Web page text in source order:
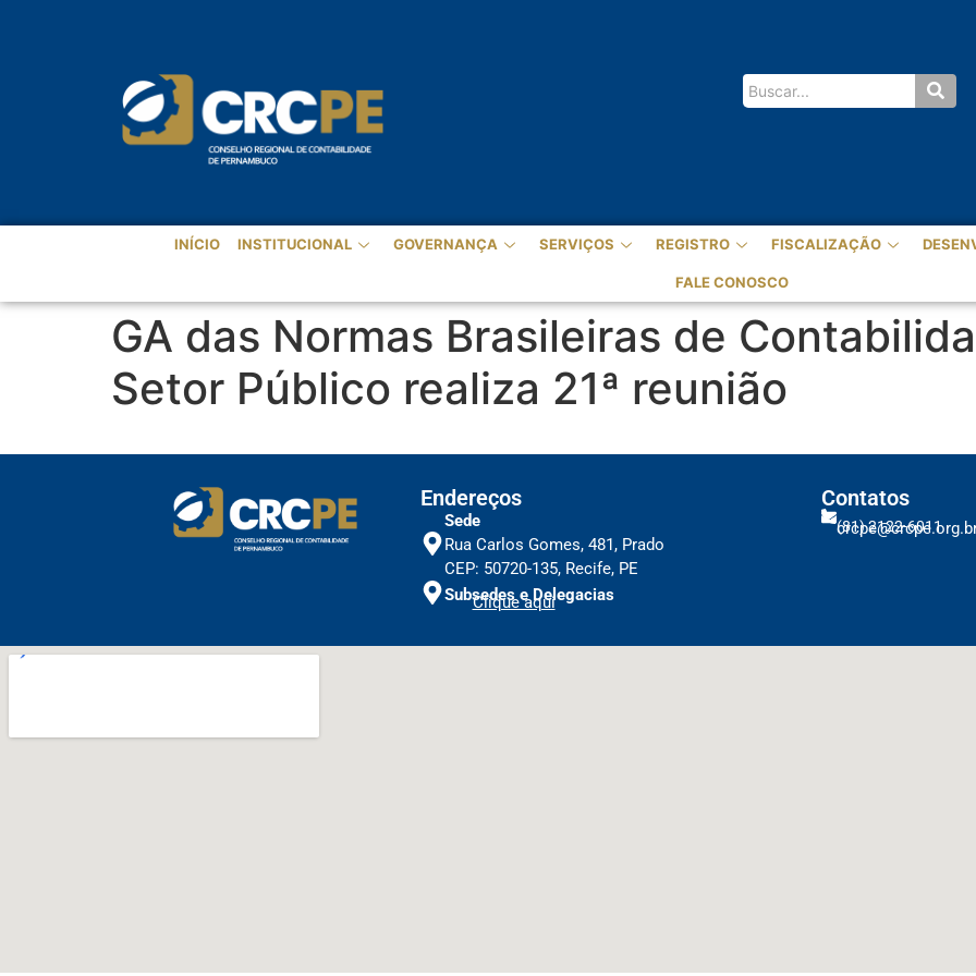
INÍCIO INSTITUCIONAL GOVERNANÇA SERVIÇOS REGISTRO FISCALIZAÇÃO
FALE CONOSCO
GA das Normas Brasileiras de
Setor Público realiza 21ª reunião
Endereços
Sede
Rua Carlos Gomes, 481, Prado
CEP: 50720-135, Recife, PE
Subsedes e Delegacias
Clique aqui
Contatos
(81) 2122-6011